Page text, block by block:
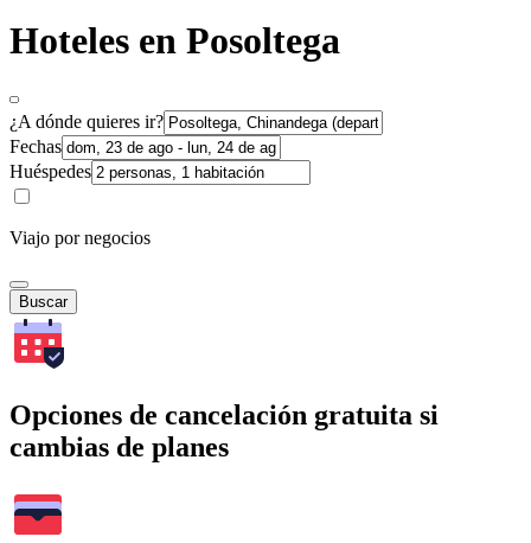
Hoteles en Posoltega
¿A dónde quieres ir?
Fechas
Huéspedes
Viajo por negocios
Buscar
Opciones de cancelación gratuita si
cambias de planes